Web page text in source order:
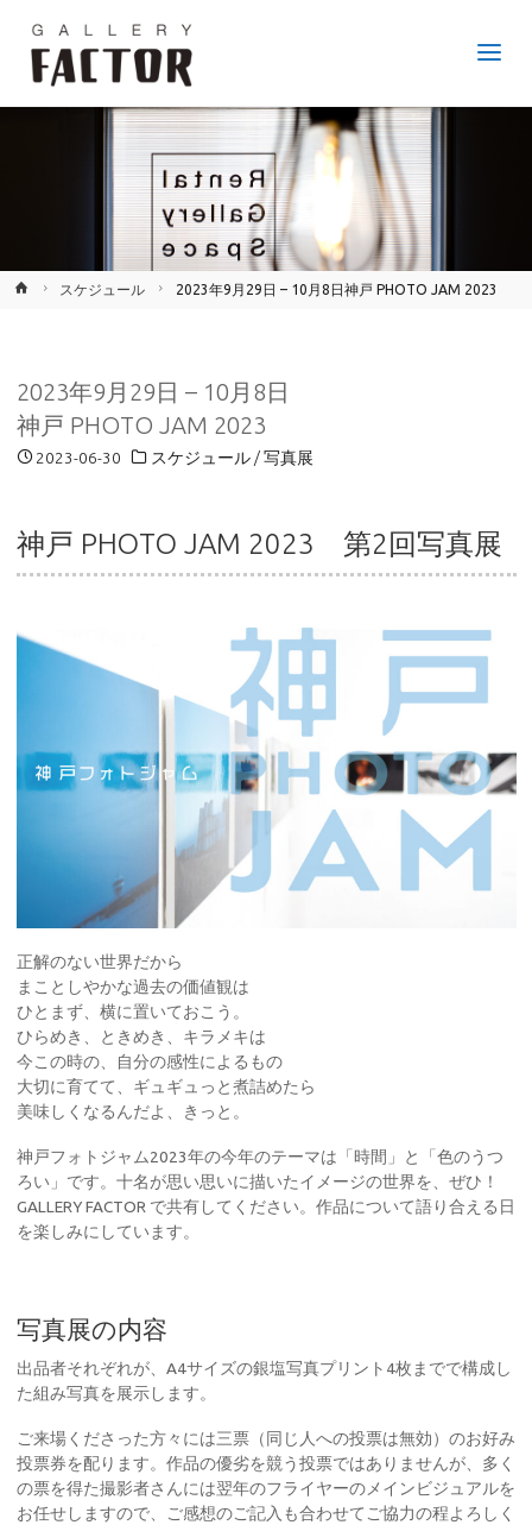
歩6
神戸
市長
田区
のア
ート
ギャ
ラリ
ー。
ホ
スケジュール 2023年9月29日 – 10月8日神戸 PHOTO JAM 2023
2023年9月29日 – 10月8日
神戸 PHOTO JAM 2023
2023-06-30 スケジュール/写真展
神戸 PHOTO JAM 2023 第2回写真展
正解のない世界だから
まことしやかな過去の価値観は
ひとまず、横に置いておこう。
ひらめき、ときめき、キラメキは
今この時の、自分の感性によるもの
大切に育てて、ギュギュっと煮詰めたら
美味しくなるんだよ、きっと。
神戸フォトジャム2023年の今年のテーマは「時間」と「色のうつ
ろい」です。十名が思い思いに描いたイメージの世界を、ぜひ！
GALLERY FACTOR で共有してください。作品について語り合える日
を楽しみにしています。
写真展の内容
出品者それぞれが、A4サイズの銀塩写真プリント4枚までで構成し
た組み写真を展示します。
ご来場くださった方々には三票（同じ人への投票は無効）のお好み
投票券を配ります。作品の優劣を競う投票ではありませんが、多く
の票を得た撮影者さんには翌年のフライヤーのメインビジュアルを
お任せしますので、ご感想のご記入も合わせてご協力の程よろしく